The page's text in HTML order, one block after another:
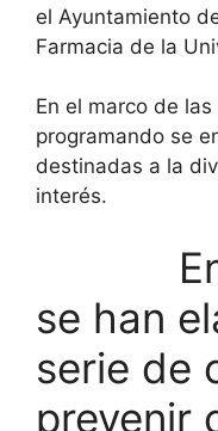
el Ayuntamiento
Farmacia de la
En el marco de
programando se
destinadas a la
interés.
En
se han
serie de
prevenir